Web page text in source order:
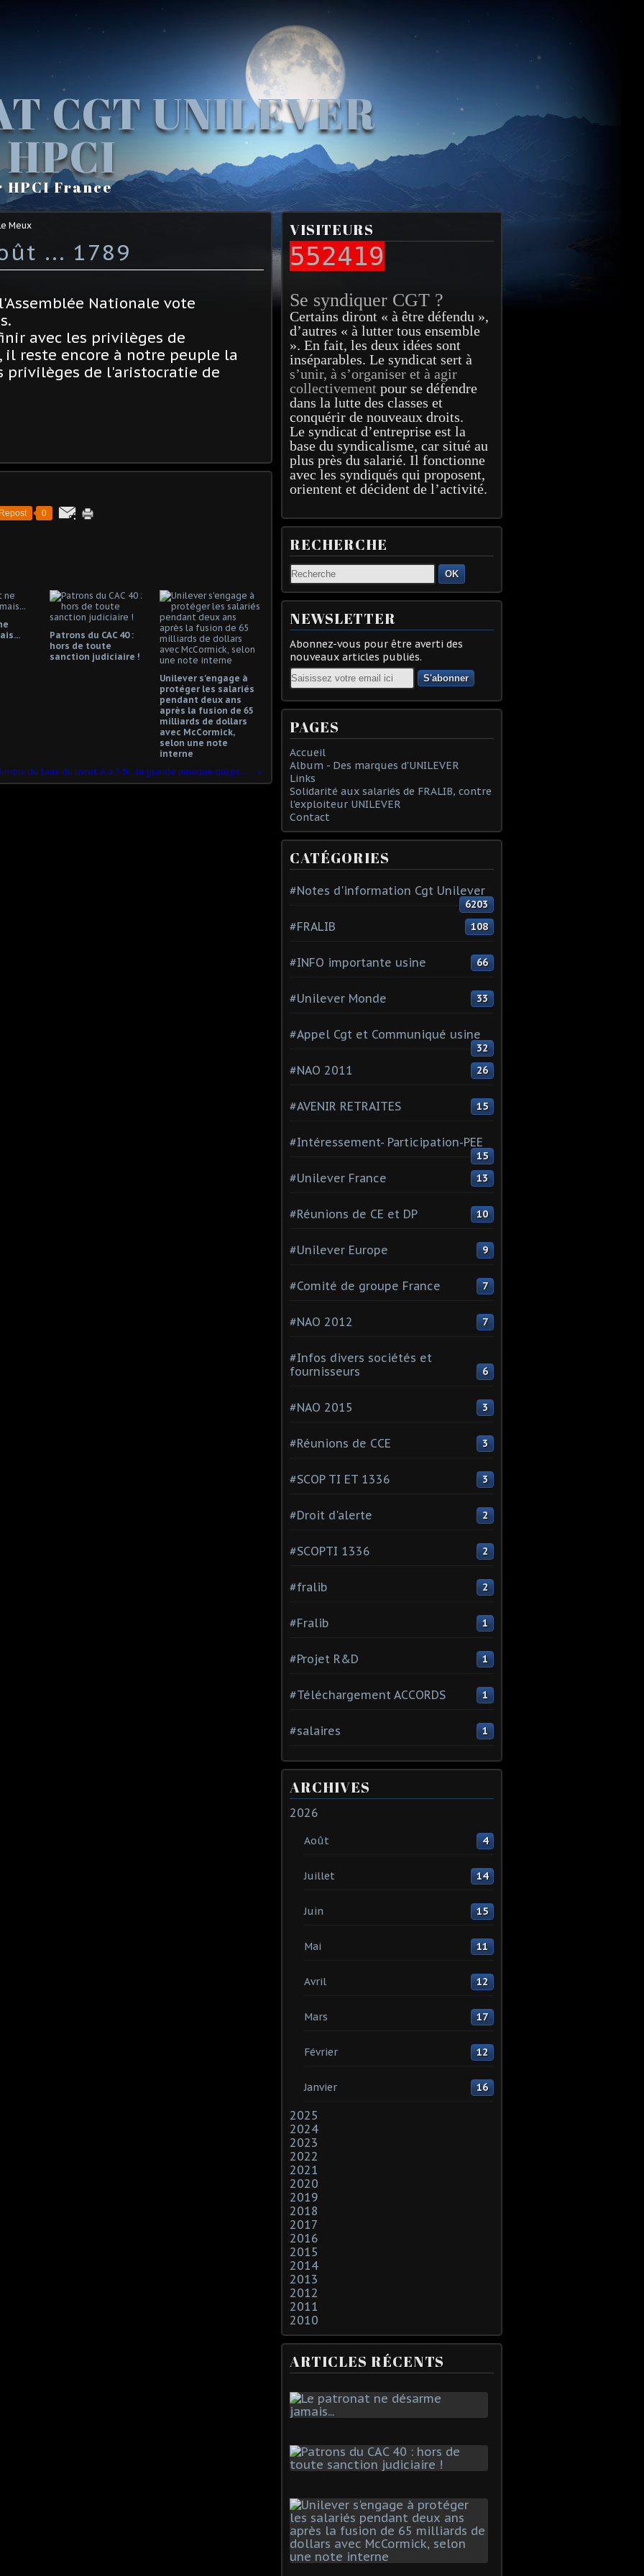
CGT UNILEVER
HPCI France
Meux
... 1789
Nationale vote
avec les privilèges de
il reste encore à notre peuple la
privilèges de l'aristocratie de
Repost 0
Patrons du CAC 40 :
hors de toute
sanction judiciaire !
Unilever s'engage à
protéger les salariés
pendant deux ans
après la fusion de 65
milliards de dollars
avec McCormick,
selon une note
interne
Gel pour 18 mois du taux du livret A à 3 % : la grande arnaque qui profite aux banques... mais pas au logement social !
VISITEURS
552419
Se syndiquer CGT ?
Certains diront « à être défendu »,
d’autres « à lutter tous ensemble
». En fait, les deux idées sont
inséparables. Le syndicat sert à
s’unir, à s’organiser et à agir
collectivement pour se défendre
dans la lutte des classes et
conquérir de nouveaux droits.
Le syndicat d’entreprise est la
base du syndicalisme, car situé au
plus près du salarié. Il fonctionne
avec les syndiqués qui proposent,
orientent et décident de l’activité.
RECHERCHE
OK
NEWSLETTER
Abonnez-vous pour être averti des
nouveaux articles publiés.
Email
PAGES
Accueil
Album - Des marques d'UNILEVER
Links
Solidarité aux salariés de FRALIB, contre
l'exploiteur UNILEVER
Contact
CATÉGORIES
#Notes d'information Cgt Unilever
6203
#FRALIB 108
#INFO importante usine 66
#Unilever Monde 33
#Appel Cgt et Communiqué usine
32
#NAO 2011 26
#AVENIR RETRAITES 15
#Intéressement- Participation-PEE
15
#Unilever France 13
#Réunions de CE et DP 10
#Unilever Europe 9
#Comité de groupe France 7
#NAO 2012 7
#Infos divers sociétés et
fournisseurs
6
#NAO 2015 3
#Réunions de CCE 3
#SCOP TI ET 1336 3
#Droit d'alerte 2
#SCOPTI 1336 2
#fralib 2
#Fralib 1
#Projet R&D 1
#Téléchargement ACCORDS 1
#salaires 1
ARCHIVES
2026
Août 4
Juillet 14
Juin 15
Mai 11
Avril 12
Mars 17
Février 12
Janvier 16
2025
2024
2023
2022
2021
2020
2019
2018
2017
2016
2015
2014
2013
2012
2011
2010
ARTICLES RÉCENTS